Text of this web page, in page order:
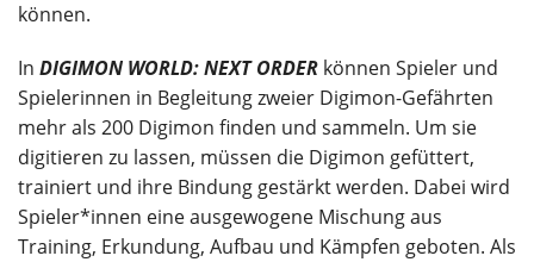
können.
In DIGIMON WORLD: NEXT ORDER können Spieler und
Spielerinnen in Begleitung zweier Digimon-Gefährten
mehr als 200 Digimon finden und sammeln. Um sie
digitieren zu lassen, müssen die Digimon gefüttert,
trainiert und ihre Bindung gestärkt werden. Dabei wird
Spieler*innen eine ausgewogene Mischung aus
Training, Erkundung, Aufbau und Kämpfen geboten. Als